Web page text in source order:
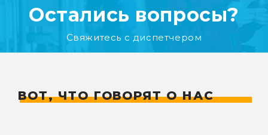
Остались вопросы?
Свяжитесь с диспетчером
ВОТ, ЧТО ГОВОРЯТ О НАС